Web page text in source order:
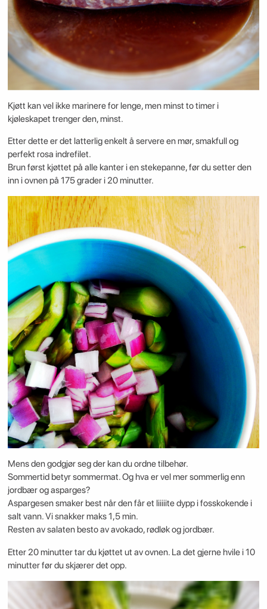
Kjøtt kan vel ikke marinere for lenge, men minst to timer i
kjøleskapet trenger den, minst.
Etter dette er det latterlig enkelt å servere en mør, smakfull og
perfekt rosa indrefilet.
Brun først kjøttet på alle kanter i en stekepanne, før du setter den
inn i ovnen på 175 grader i 20 minutter.
Mens den godgjør seg der kan du ordne tilbehør.
Sommertid betyr sommermat. Og hva er vel mer sommerlig enn
jordbær og asparges?
Aspargesen smaker best når den får et liiiiite dypp i fosskokende i
salt vann. Vi snakker maks 1,5 min.
Resten av salaten besto av avokado, rødløk og jordbær.
Etter 20 minutter tar du kjøttet ut av ovnen. La det gjerne hvile i 10
minutter før du skjærer det opp.